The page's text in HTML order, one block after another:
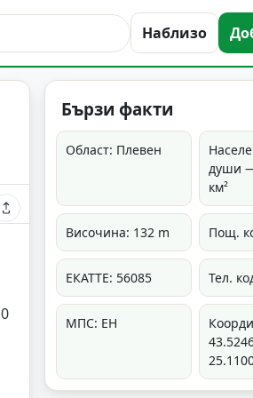
Наблизо
Бързи факти
Област: Плевен
души
км²
Височина: 132 m Пощ.
ЕКАТТЕ: 56085 Тел.
МПС: ЕН